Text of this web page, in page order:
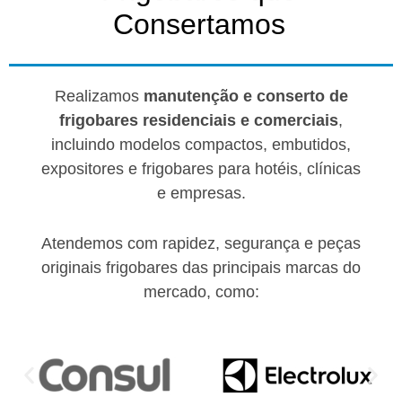
Consertamos
Realizamos manutenção e conserto de
frigobares residenciais e comerciais,
incluindo modelos compactos, embutidos,
expositores e frigobares para hotéis, clínicas
e empresas.
Atendemos com rapidez, segurança e peças
originais frigobares das principais marcas do
mercado, como: